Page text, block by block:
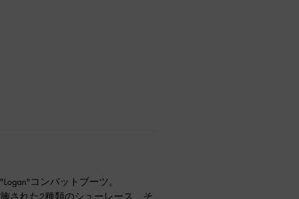
コンバットブーツ。
された2種類のシューレース、そ